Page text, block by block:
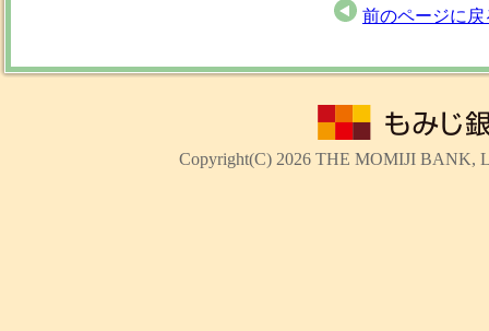
前のページに戻
Copyright(C) 2026 THE MOMIJI BANK,